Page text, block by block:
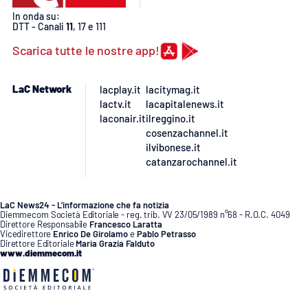
SPECIALI
Buona Sanità Calabria
LA
CALABRIAVISIONE
Storie
LAC
NETWORK
In onda su:
DTT - Canali 11, 17 e 111
Scarica tutte le nostre app!
LaC Network
lacplay.it
lactv.it
laconair.it
lacitymag.it
lacapitalenews.it
ilreggino.it
cosenzachannel.it
ilvibonese.it
catanzarochannel.it
LaC News24 - L’informazione che fa notizia
Diemmecom Società Editoriale - reg. trib. VV 23/05/1989 n°68 - R.O.C. 4049
Direttore Responsabile Francesco Laratta
Vicedirettore Enrico De GirolamoePablo Petrasso
Direttore Editoriale Maria Grazia Falduto
www.diemmecom.it